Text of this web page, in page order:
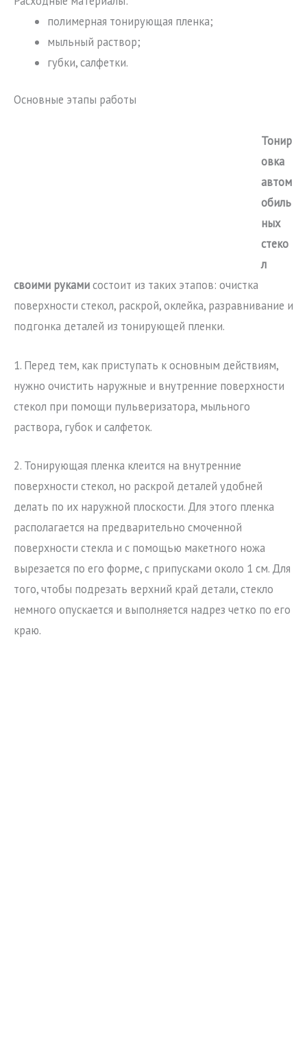
полимерная тонирующая пленка;
мыльный раствор;
губки, салфетки.
Основные этапы работы
Тонир
овка
автом
обиль
ных
стеко
л
своими рукамисостоит из таких этапов: очистка
поверхности стекол, раскрой, оклейка, разравнивание и
подгонка деталей из тонирующей пленки.
1. Перед тем, как приступать к основным действиям,
нужно очистить наружные и внутренние поверхности
стекол при помощи пульверизатора, мыльного
раствора, губок и салфеток.
2. Тонирующая пленка клеится на внутренние
поверхности стекол, но раскрой деталей удобней
делать по их наружной плоскости. Для этого пленка
располагается на предварительно смоченной
поверхности стекла и с помощью макетного ножа
вырезается по его форме, с припусками около 1 см. Для
того, чтобы подрезать верхний край детали, стекло
немного опускается и выполняется надрез четко по его
краю.